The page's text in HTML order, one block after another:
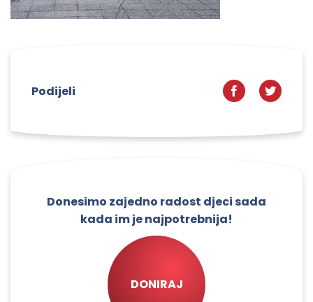
Podijeli
Donesimo zajedno radost djeci sada
kada im je najpotrebnija!
DONIRAJ